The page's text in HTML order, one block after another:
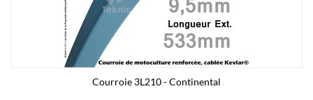
Courroie 3L210 - Continental